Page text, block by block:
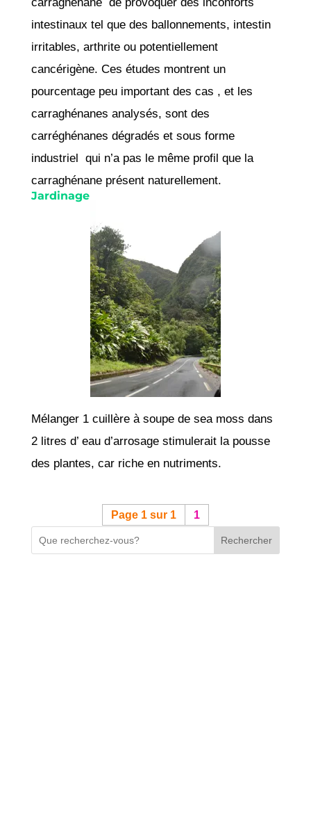
carraghénane de provoquer des inconforts
intestinaux tel que des ballonnements, intestin
irritables, arthrite ou potentiellement
cancérigène. Ces études montrent un
pourcentage peu important des cas , et les
carraghénanes analysés, sont des
carréghénanes dégradés et sous forme
industriel qui n’a pas le même profil que la
carraghénane présent naturellement.
Jardinage
Mélanger 1 cuillère à soupe de sea moss dans
2 litres d’ eau d’arrosage stimulerait la pousse
des plantes, car riche en nutriments.
Page 1 sur 1 1
Rechercher